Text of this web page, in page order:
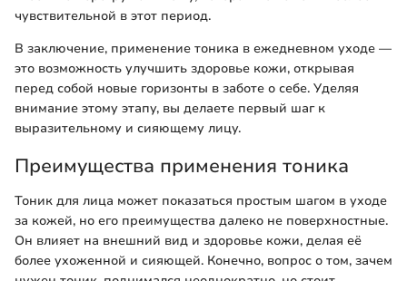
чувствительной в этот период.
В заключение, применение тоника в ежедневном уходе —
это возможность улучшить здоровье кожи, открывая
перед собой новые горизонты в заботе о себе. Уделяя
внимание этому этапу, вы делаете первый шаг к
выразительному и сияющему лицу.
Преимущества применения тоника
Тоник для лица может показаться простым шагом в уходе
за кожей, но его преимущества далеко не поверхностные.
Он влияет на внешний вид и здоровье кожи, делая её
более ухоженной и сияющей. Конечно, вопрос о том, зачем